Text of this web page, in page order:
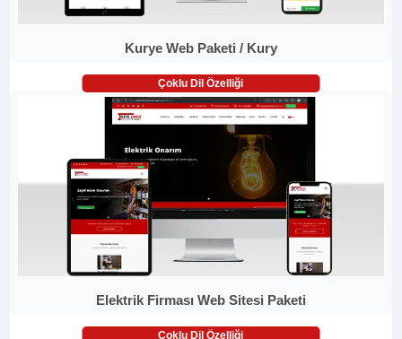
Kurye Web Paketi / Kury
Çoklu Dil Özelliği
Elektrik Firması Web Sitesi Paketi
Çoklu Dil Özelliği